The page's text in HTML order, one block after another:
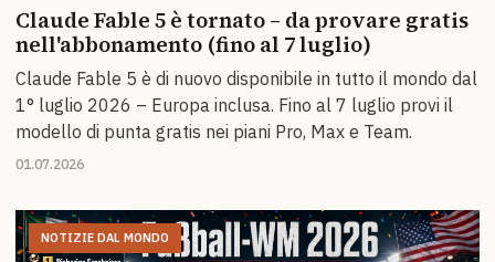
Claude Fable 5 è tornato – da provare gratis
nell'abbonamento (fino al 7 luglio)
Claude Fable 5 è di nuovo disponibile in tutto il mondo dal
1° luglio 2026 – Europa inclusa. Fino al 7 luglio provi il
modello di punta gratis nei piani Pro, Max e Team.
01.07.2026
NOTIZIE DAL MONDO